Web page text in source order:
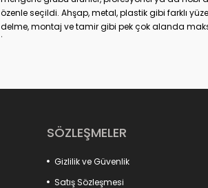
özenle seçildi. Ahşap, metal, plastik gibi farklı
delme, montaj ve tamir gibi pek çok alanda
İster büyük ölçekli sanayi tipi işler yapıyor olun,
tam uyum sağlar. Mandal tipi pratik işkenceler
Kaliteyi, dayanıklılığı ve işlevselliği bir arada
artırmak için aradığınız her şey burada!
SÖZLEŞMELER
Gizlilik ve Güvenlik
Satış Sözleşmesi